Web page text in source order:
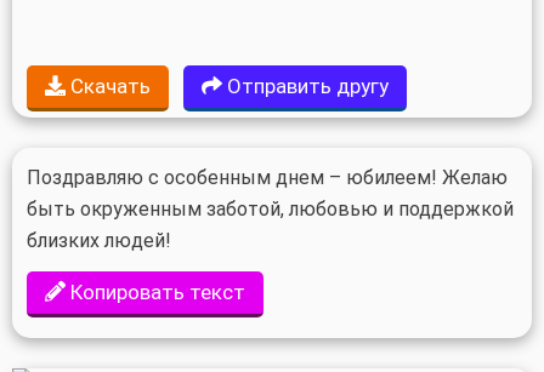
Скачать Отправить другу
Поздравляю с особенным днем – юбилеем! Желаю
быть окруженным заботой, любовью и поддержкой
близких людей!
Копировать текст